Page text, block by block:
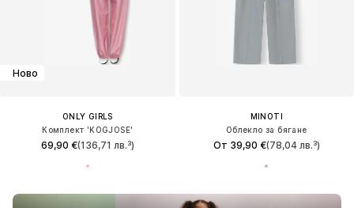
Ново
ONLY GIRLS
Комплект 'KOGJOSE'
69,90 €(136,71 лв.³)
MINOTI
Облекло за бягане
От 39,90 €(78,04 лв.³)